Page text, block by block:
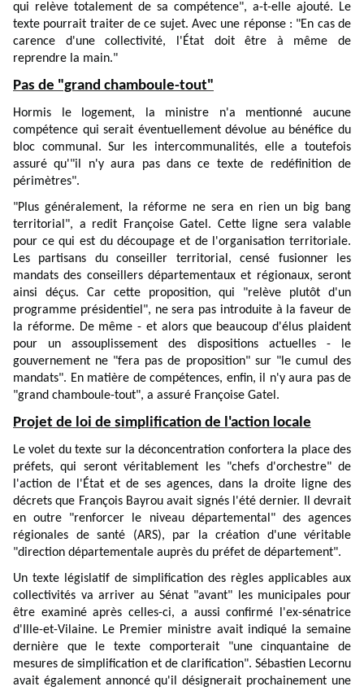
qui relève totalement de sa compétence", a-t-elle ajouté. Le
texte pourrait traiter de ce sujet. Avec une réponse : "En cas de
carence d'une collectivité, l'État doit être à même de
reprendre la main."
Pas de "grand chamboule-tout"
Hormis le logement, la ministre n'a mentionné aucune
compétence qui serait éventuellement dévolue au bénéfice du
bloc communal. Sur les intercommunalités, elle a toutefois
assuré qu'"il n'y aura pas dans ce texte de redéfinition de
périmètres".
"Plus généralement, la réforme ne sera en rien un big bang
territorial", a redit Françoise Gatel. Cette ligne sera valable
pour ce qui est du découpage et de l'organisation territoriale.
Les partisans du conseiller territorial, censé fusionner les
mandats des conseillers départementaux et régionaux, seront
ainsi déçus. Car cette proposition, qui "relève plutôt d'un
programme présidentiel", ne sera pas introduite à la faveur de
la réforme. De même - et alors que beaucoup d'élus plaident
pour un assouplissement des dispositions actuelles - le
gouvernement ne "fera pas de proposition" sur "le cumul des
mandats". En matière de compétences, enfin, il n'y aura pas de
"grand chamboule-tout", a assuré Françoise Gatel.
Projet de loi de simplification de l'action locale
Le volet du texte sur la déconcentration confortera la place des
préfets, qui seront véritablement les "chefs d'orchestre" de
l'action de l'État et de ses agences, dans la droite ligne des
décrets que François Bayrou avait signés l'été dernier. Il devrait
en outre "renforcer le niveau départemental" des agences
régionales de santé (ARS), par la création d'une véritable
"direction départementale auprès du préfet de département".
Un texte législatif de simplification des règles applicables aux
collectivités va arriver au Sénat "avant" les municipales pour
être examiné après celles-ci, a aussi confirmé l'ex-sénatrice
d'Ille-et-Vilaine. Le Premier ministre avait indiqué la semaine
dernière que le texte comporterait "une cinquantaine de
mesures de simplification et de clarification". Sébastien Lecornu
avait également annoncé qu'il désignerait prochainement une